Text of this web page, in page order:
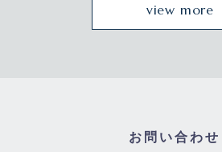
view more
お問い合わせ